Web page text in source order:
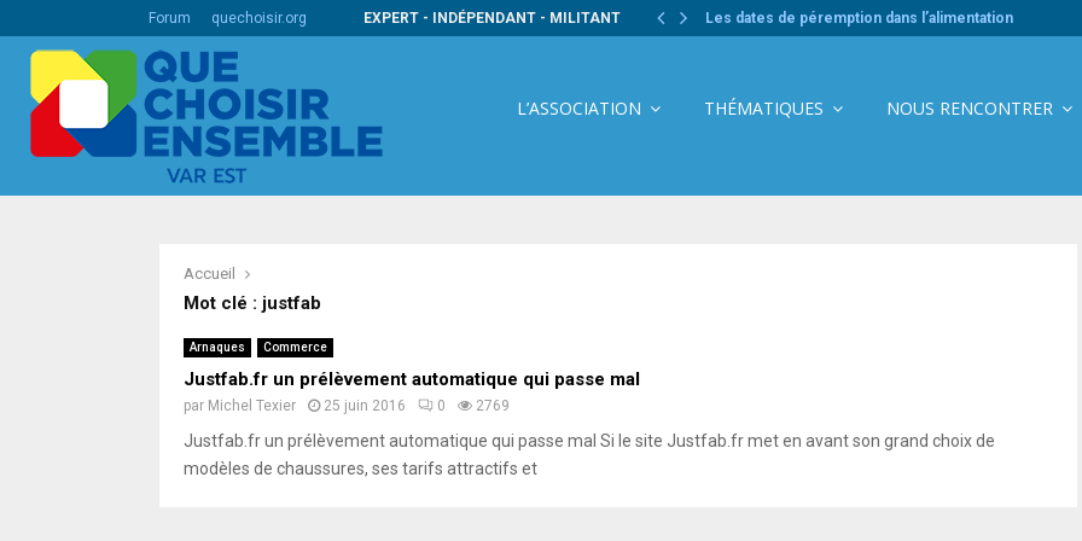
Forum quechoisir.org EXPERT - INDÉPENDANT - MILITANT
barres internationaux Les dates de péremption dans l’alimentation
L’ASSOCIATION THÉMATIQUES NOUS RENCONTRER
Accueil
Mot clé : justfab
Arnaques Commerce
Justfab.fr un prélèvement automatique qui passe mal
par Michel Texier 25 juin 2016 0 2769
Justfab.fr un prélèvement automatique qui passe mal Si le site Justfab.fr met en avant son grand choix de
modèles de chaussures, ses tarifs attractifs et